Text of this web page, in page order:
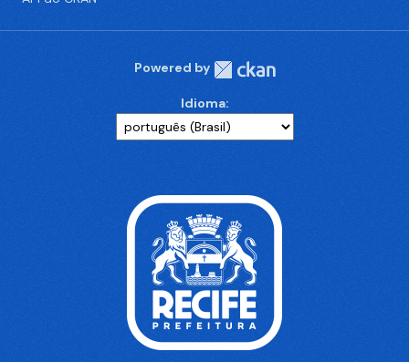
Powered by
Idioma